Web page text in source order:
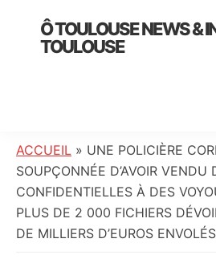
primary
Ô TOULOUSE NEWS &
TOULOUSE
:
info
locale,
société,
culture,
ACCUEIL » UNE POLICIÈRE
SOUPÇONNÉE D’AVOIR VENDU
CONFIDENTIELLES À DES
PLUS DE 2 000 FICHIERS
DE MILLIERS D’EUROS ENVOLÉS